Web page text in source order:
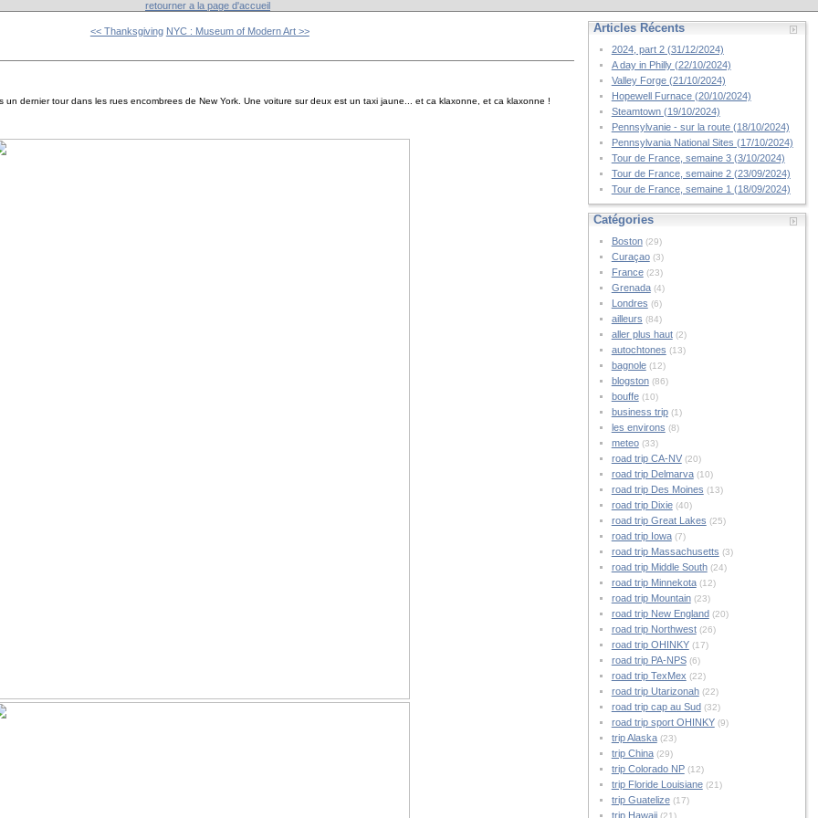
retourner a la page d'accueil
<< Thanksgiving NYC : Museum of Modern Art >>
un dernier tour dans les rues encombrees de New York. Une voiture sur deux est un taxi jaune... et ca klaxonne, et ca klaxonne !
Articles Récents
2024, part 2 (31/12/2024)
A day in Philly (22/10/2024)
Valley Forge (21/10/2024)
Hopewell Furnace (20/10/2024)
Steamtown (19/10/2024)
Pennsylvanie - sur la route (18/10/2024)
Pennsylvania National Sites (17/10/2024)
Tour de France, semaine 3 (3/10/2024)
Tour de France, semaine 2 (23/09/2024)
Tour de France, semaine 1 (18/09/2024)
Catégories
Boston(29)
Curaçao(3)
France(23)
Grenada(4)
Londres (6)
ailleurs (84)
aller plus haut(2)
autochtones (13)
bagnole(12)
blogston(86)
bouffe(10)
business trip(1)
les environs (8)
meteo(33)
road trip CA-NV(20)
road trip Delmarva(10)
road trip Des Moines (13)
road trip Dixie(40)
road trip Great Lakes (25)
road trip Iowa(7)
road trip Massachusetts (3)
road trip Middle South(24)
road trip Minnekota(12)
road trip Mountain(23)
road trip New England (20)
road trip Northwest(26)
road trip OHINKY(17)
road trip PA-NPS(6)
road trip TexMex (22)
road trip Utarizonah(22)
road trip cap au Sud (32)
road trip sport OHINKY(9)
trip Alaska(23)
trip China(29)
trip Colorado NP(12)
trip Floride Louisiane(21)
trip Guatelize(17)
trip Hawaii(21)